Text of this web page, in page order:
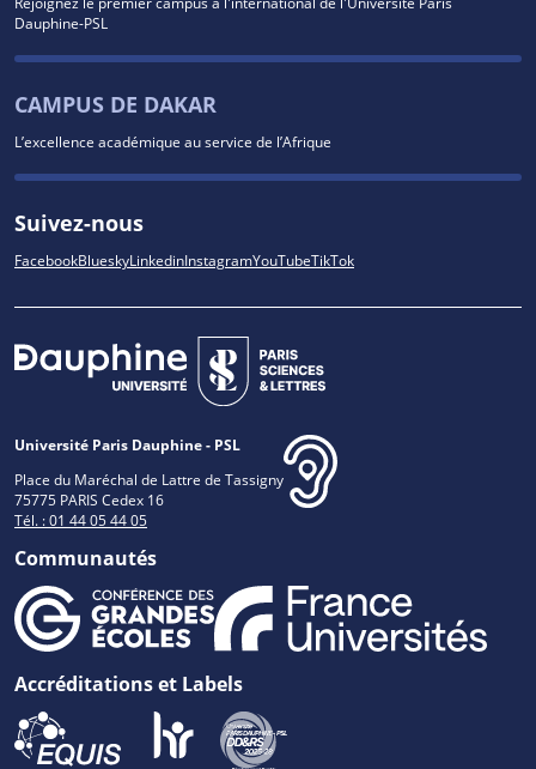
Dauphine-PSL
CAMPUS DE DAKAR
L’excellence académique au service de l’Afrique
Suivez-nous
FacebookBlueskyLinkedinInstagramYouTubeTikTok
Université Paris Dauphine - PSL
Place du Maréchal de Lattre de Tassigny
75775 PARIS Cedex 16
Tél. : 01 44 05 44 05
Communautés
Accréditations et Labels